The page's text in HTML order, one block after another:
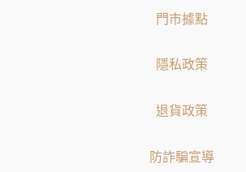
門市據點
隱私政策
退貨政策
防詐騙宣導